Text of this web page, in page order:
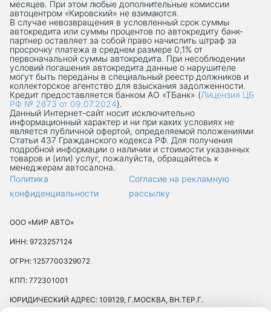
месяцев. При этом любые дополнительные комиссии
автоцентром «Кировский» не взимаются.
В случае невозвращения в условленный срок суммы
автокредита или суммы процентов по автокредиту банк-
партнер оставляет за собой право начислить штраф за
просрочку платежа в среднем размере 0,1% от
первоначальной суммы автокредита. При несоблюдении
условий погашения автокредита данные о нарушителе
могут быть переданы в специальный реестр должников и
коллекторское агентство для взыскания задолженности.
Кредит предоставляется банком АО «ТБанк» (Лицензия ЦБ
РФ № 2673 от 09.07.2024).
Данный Интернет-сaйт носит исключительно
информационный характер и ни при каких условиях не
является публичной офертой, определяемой положениями
Статьи 437 Гражданского кодекса РФ. Для получения
подробной информации о наличии и стоимости указанных
товаров и (или) услуг, пожалуйста, обращайтесь к
менеджерам автосалона.
Политика
конфиденциальности
Согласие на рекламную
рассылку
ООО «МИР АВТО»
ИНН: 9723257124
ОГРН: 1257700329072
КПП: 772301001
ЮРИДИЧЕСКИЙ АДРЕС: 109129, Г.МОСКВА, ВН.ТЕР.Г.